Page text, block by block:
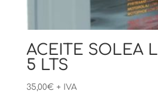
ACEITE SOLEA
5 LTS
35,00€ + IVA